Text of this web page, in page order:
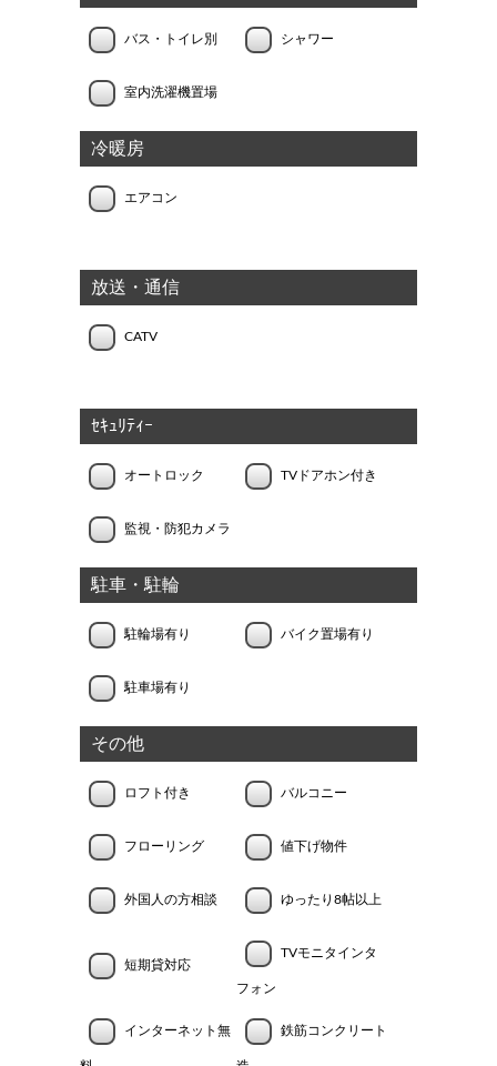
バス・トイレ別 シャワー
室内洗濯機置場
冷暖房
エアコン
放送・通信
CATV
ｾｷｭﾘﾃｨｰ
オートロック TVドアホン付き
監視・防犯カメラ
駐車・駐輪
駐輪場有り バイク置場有り
駐車場有り
その他
ロフト付き バルコニー
フローリング 値下げ物件
外国人の方相談 ゆったり8帖以上
短期貸対応
TVモニタインタ
フォン
インターネット無 鉄筋コンクリート